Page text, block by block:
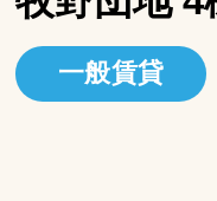
一般賃貸